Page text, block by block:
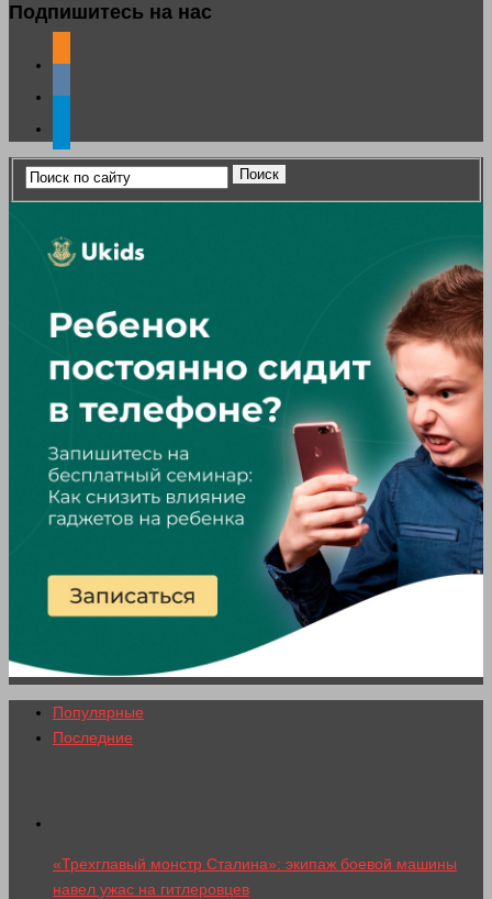
Подпишитесь на нас
Популярные
Последние
«Трехглавый монстр Сталина»: экипаж боевой машины
навел ужас на гитлеровцев